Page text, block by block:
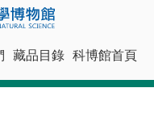
藏品目錄 科博館首頁